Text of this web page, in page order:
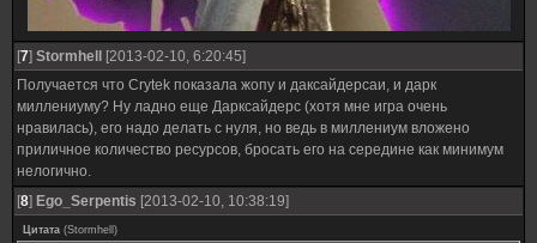
[7] Stormhell
[2013-02-10, 6:20:45]
Получается что Crytek показала жопу и даксайдерсаи, и дарк
миллениуму? Ну ладно еще Дарксайдерс (хотя мне игра очень
нравилась), его надо делать с нуля, но ведь в миллениум вложено
приличное количество ресурсов, бросать его на середине как минимум
нелогично.
[8] Ego_Serpentis [2013-02-10, 10:38:19]
Цитата (Stormhell )